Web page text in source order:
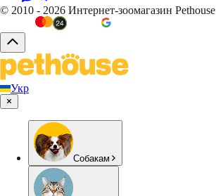
© 2010 - 2026 Интернет-зоомагазин Pethouse
Укр
Собакам